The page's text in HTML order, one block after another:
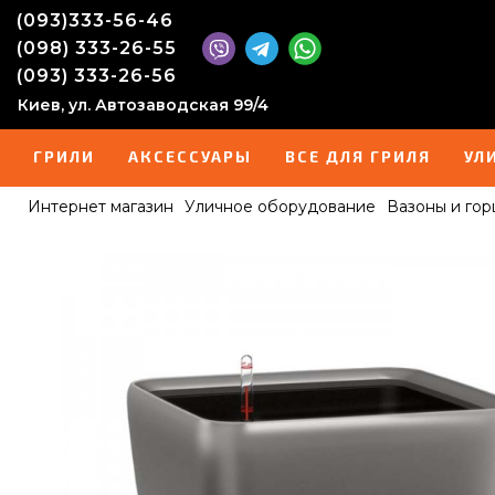
(093)333-56-46
(098) 333-26-55
(093) 333-26-56
Киев, ул. Автозаводская 99/4
ГРИЛИ АКСЕССУАРЫ ВСЕ ДЛЯ ГРИЛЯ
Интернет магазин Уличное оборудование Вазоны и